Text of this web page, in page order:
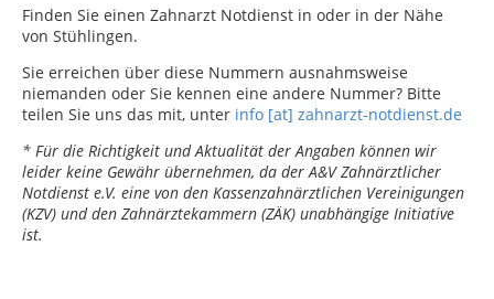
Finden Sie einen Zahnarzt Notdienst in oder in der Nähe
von Stühlingen.
Sie erreichen über diese Nummern ausnahmsweise
niemanden oder Sie kennen eine andere Nummer? Bitte
teilen Sie uns das mit, unter info [at] zahnarzt-notdienst.de
* Für die Richtigkeit und Aktualität der Angaben können wir
leider keine Gewähr übernehmen, da der A&V Zahnärztlicher
Notdienst e.V. eine von den Kassenzahnärztlichen Vereinigungen
(KZV) und den Zahnärztekammern (ZÄK) unabhängige Initiative
ist.